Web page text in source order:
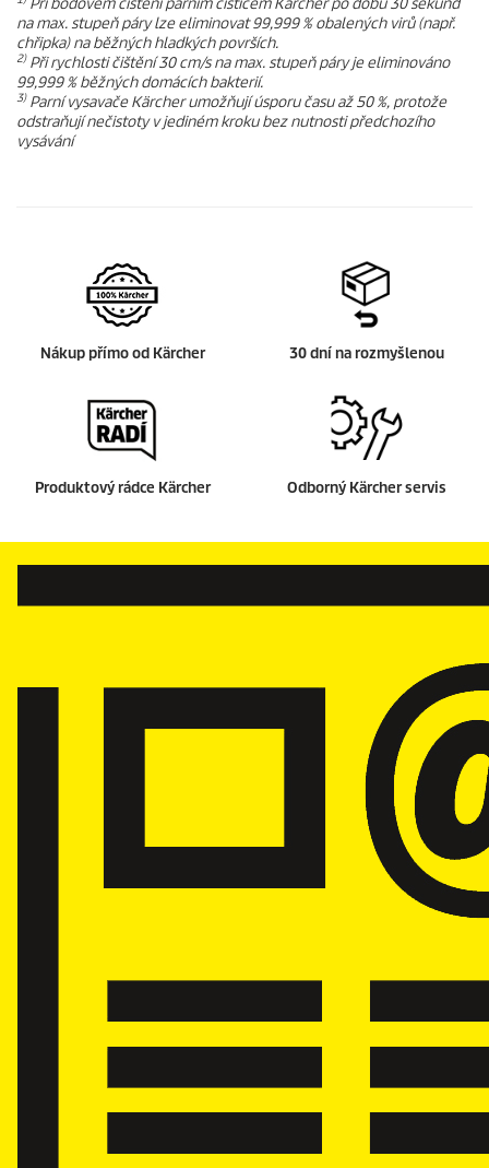
Při bodovém čištění parním čističem Kärcher po dobu 30 sekund
na max. stupeň páry lze eliminovat 99,999 % obalených virů (např.
chřipka) na běžných hladkých površích.
2)Při rychlosti čištění 30 cm/s na max. stupeň páry je eliminováno
99,999 % běžných domácích bakterií.
3)Parní vysavače Kärcher umožňují úsporu času až 50 %, protože
odstraňují nečistoty v jediném kroku bez nutnosti předchozího
vysávání
Nákup přímo od Kärcher 30 dní na rozmyšlenou
Produktový rádce Kärcher Odborný Kärcher servis